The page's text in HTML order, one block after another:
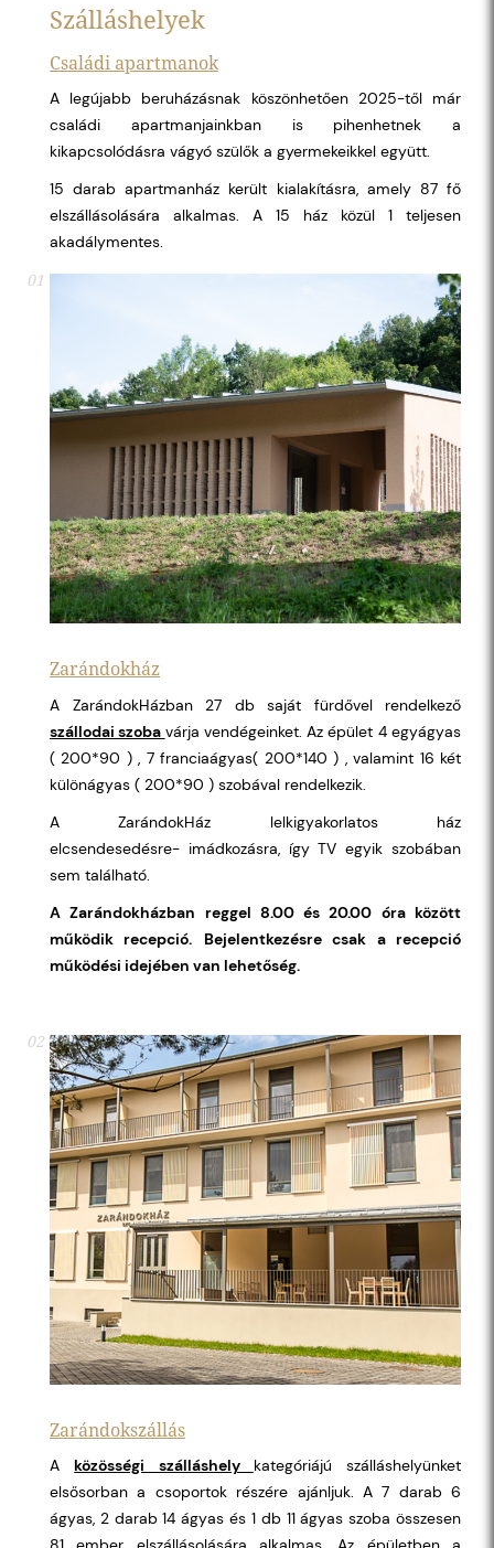
Szálláshelyek
Családi apartmanok
A legújabb beruházásnak köszönhetően 2025-től már
családi apartmanjainkban is pihenhetnek a
kikapcsolódásra vágyó szülők a gyermekeikkel együtt.
15 darab apartmanház került kialakításra, amely 87 fő
elszállásolására alkalmas. A 15 ház közül 1 teljesen
akadálymentes.
01
Zarándokház
A ZarándokHázban 27 db saját fürdővel rendelkező
szállodai szoba várja vendégeinket. Az épület 4 egyágyas
( 200*90 ) , 7 franciaágyas( 200*140 ) , valamint 16 két
különágyas ( 200*90 ) szobával rendelkezik.
A ZarándokHáz lelkigyakorlatos ház
elcsendesedésre- imádkozásra, így TV egyik szobában
sem található.
A Zarándokházban reggel 8.00 és 20.00 óra között
működik recepció.
Bejelentkezésre csak a recepció
működési idejében van lehetőség.
02
Zarándokszállás
Aközösségi szálláshely kategóriájú szálláshelyünket
elsősorban a csoportok részére ajánljuk. A 7 darab 6
ágyas, 2 darab 14 ágyas és 1 db 11 ágyas szoba összesen